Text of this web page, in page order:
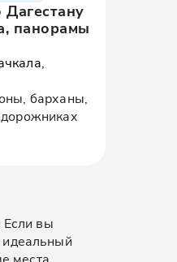
панорамы
барханы,
Если вы
места,